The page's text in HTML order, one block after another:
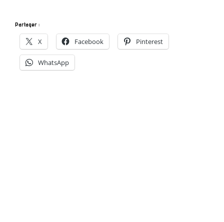
Partager :
X Facebook Pinterest
WhatsApp